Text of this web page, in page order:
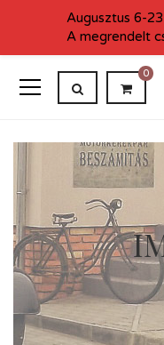
0
Augusztus 6-
A megrendelt